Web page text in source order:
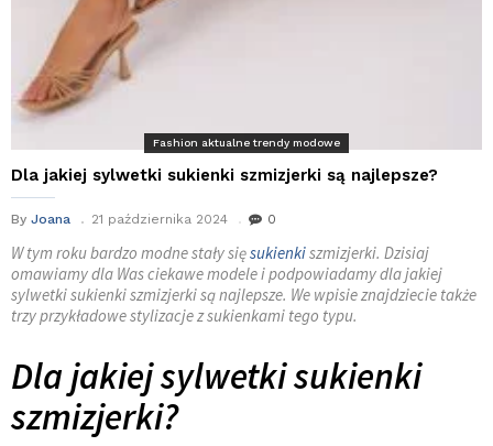
Fashion aktualne trendy modowe
Dla jakiej sylwetki sukienki szmizjerki są najlepsze?
By Joana 21 października 2024 0
W tym roku bardzo modne stały sięsukienkiszmizjerki. Dzisiaj
omawiamy dla Was ciekawe modele i podpowiadamy dla jakiej
sylwetki sukienki szmizjerki są najlepsze. We wpisie znajdziecie także
trzy przykładowe stylizacje z sukienkami tego typu.
Dla jakiej sylwetki sukienki
szmizjerki?